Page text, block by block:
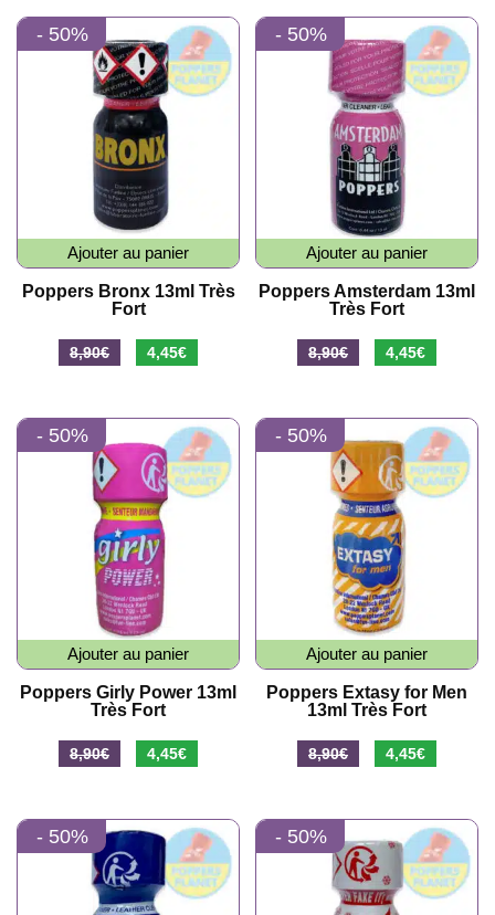
était :
8,90€.
est :
4,45€.
était :
8,90€.
est :
4,45€.
- 50%
Ajouter au panier
Poppers Bronx 13ml Très
Fort
8,90€
Le
était :
8,90€.
4,45€
est :
4,45€.
- 50%
Ajouter au panier
Poppers Amsterdam 13ml
Très Fort
8,90€
Le
était :
8,90€.
4,45€
est :
4,45€.
- 50%
Ajouter au panier
Poppers Girly Power 13ml
Très Fort
8,90€
Le
était :
8,90€.
4,45€
est :
4,45€.
- 50%
Ajouter au panier
Poppers Extasy for Men
13ml Très Fort
8,90€
Le
était :
8,90€.
4,45€
est :
4,45€.
- 50% - 50%